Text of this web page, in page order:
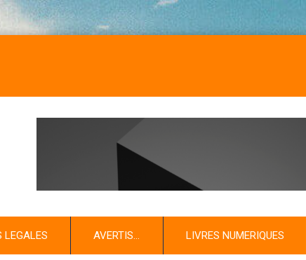
LEGALES AVERTIS… LIVRES NUMERIQUES